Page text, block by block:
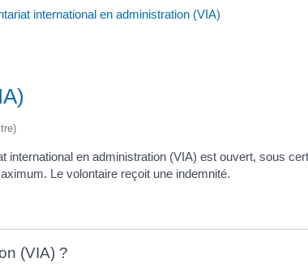
international en administration (VIA)
en administration (VIA) est ouvert, sous
Le volontaire reçoit une indemnité.
(VIA) ?